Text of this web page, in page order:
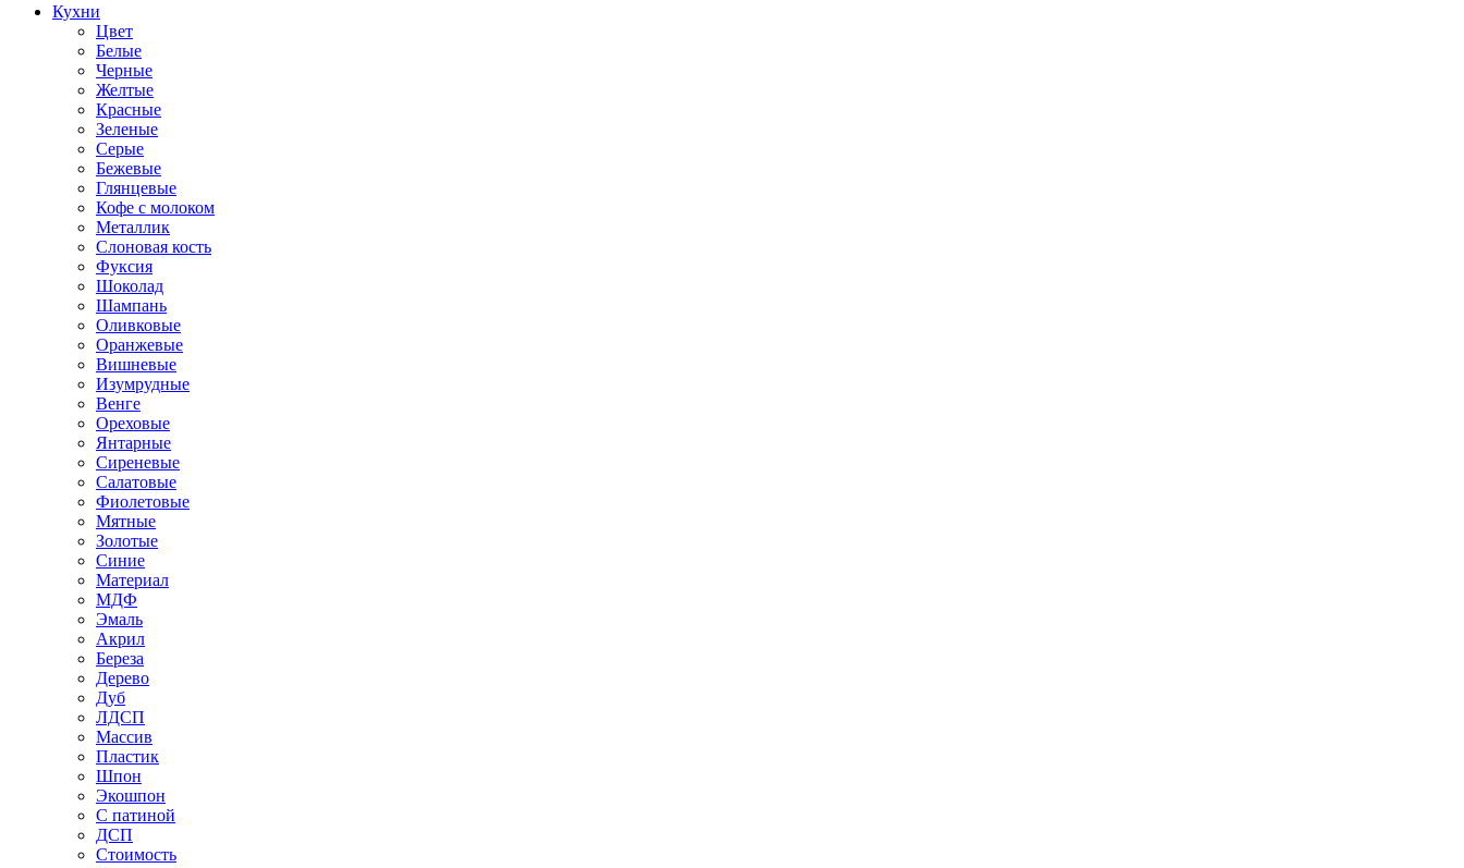
Кухни
Цвет
Белые
Черные
Желтые
Красные
Зеленые
Серые
Бежевые
Глянцевые
Кофе с молоком
Металлик
Слоновая кость
Фуксия
Шоколад
Шампань
Оливковые
Оранжевые
Вишневые
Изумрудные
Венге
Ореховые
Янтарные
Сиреневые
Салатовые
Фиолетовые
Мятные
Золотые
Синие
Материал
МДФ
Эмаль
Акрил
Береза
Дерево
Дуб
ЛДСП
Массив
Пластик
Шпон
Экошпон
С патиной
ДСП
Стоимость